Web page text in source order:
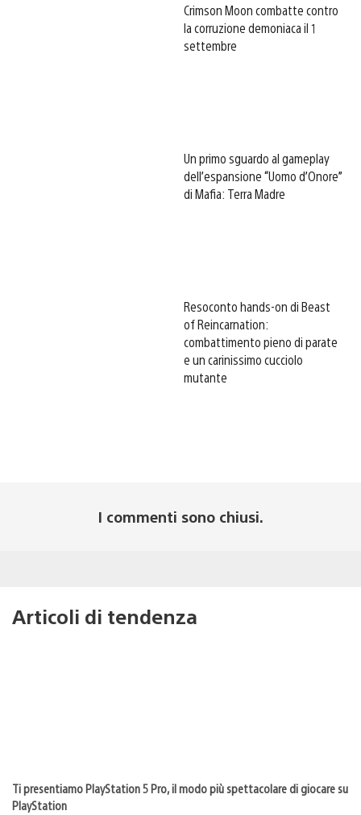
Crimson Moon combatte contro
la corruzione demoniaca il 1
settembre
Un primo sguardo al gameplay
dell’espansione “Uomo d’Onore”
di Mafia: Terra Madre
Resoconto hands-on di Beast
of Reincarnation:
combattimento pieno di parate
e un carinissimo cucciolo
mutante
I commenti sono chiusi.
Articoli di tendenza
Ti presentiamo PlayStation 5 Pro, il modo più spettacolare di giocare su
PlayStation